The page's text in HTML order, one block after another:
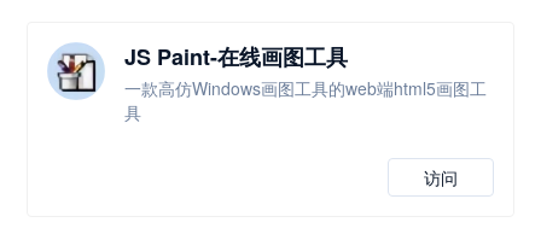
JS Paint-在线画图工具
一款高仿Windows画图工具的web端html5画图工
具
访问